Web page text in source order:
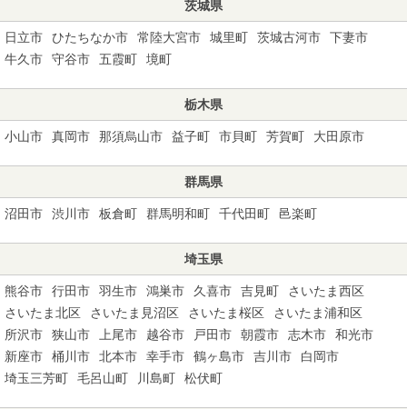
茨城県
日立市 ひたちなか市 常陸大宮市 城里町 茨城古河市
下妻市
牛久市
守谷市 五霞町 境町
栃木県
小山市 真岡市 那須烏山市 益子町 市貝町 芳賀町 大田原市
群馬県
沼田市 渋川市 板倉町 群馬明和町 千代田町 邑楽町
埼玉県
熊谷市 行田市 羽生市 鴻巣市 久喜市 吉見町
さいたま西区
さいたま北区
さいたま見沼区 さいたま桜区
さいたま浦和区
所沢市
狭山市 上尾市 越谷市 戸田市 朝霞市 志木市
和光市
新座市
桶川市 北本市 幸手市 鶴ヶ島市 吉川市
白岡市
埼玉三芳町
毛呂山町 川島町 松伏町